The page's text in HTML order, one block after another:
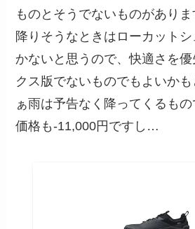
ものとそうでないものがあり
降りそうなときはローカット
かないと思うので、快適さを
クス版でないものでもよいか
ぁ雨は予告なく降ってくるも
価格も-11,000円ですし…